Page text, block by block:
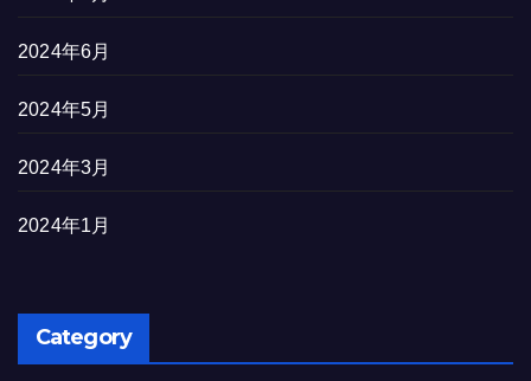
2024年6月
2024年5月
2024年3月
2024年1月
Category